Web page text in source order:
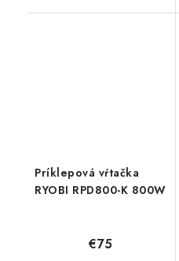
Príklepová vŕtačka
RYOBI RPD800-K 800W
€75